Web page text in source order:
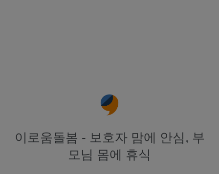
이로움돌봄 - 보호자 맘에 안심, 부
모님 몸에 휴식